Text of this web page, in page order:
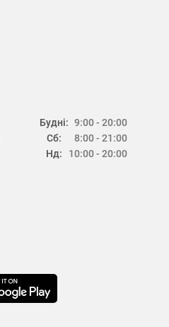
Будні:
Сб:
Нд:
9:00 - 20:00
8:00 - 21:00
10:00 - 20:00